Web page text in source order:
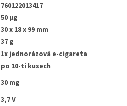
760122013417
50 µg
30 x 18 x 99 mm
37 g
1x jednorázová e-cigareta
po 10-ti kusech
30 mg
3,7 V